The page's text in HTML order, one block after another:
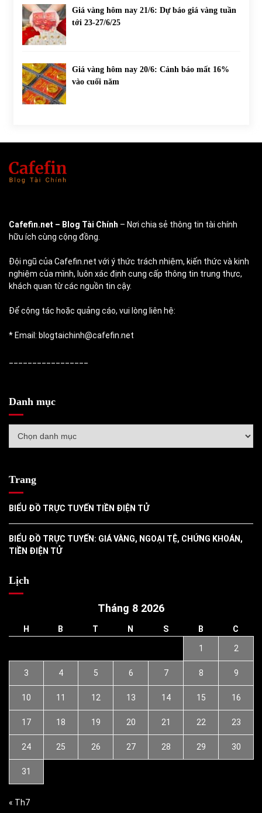
Giá vàng hôm nay 21/6: Dự báo giá vàng tuần
tới 23-27/6/25
Giá vàng hôm nay 20/6: Cảnh báo mất 16%
vào cuối năm
Cafefin.net – Blog Tài Chính – Nơi chia sẻ thông tin tài chính
hữu ích cùng cộng đồng.
Đội ngũ của Cafefin.net với ý thức trách nhiệm, kiến thức và kinh
nghiệm của mình, luôn xác định cung cấp thông tin trung thực,
khách quan từ các nguồn tin cậy.
Để cộng tác hoặc quảng cáo, vui lòng liên hệ:
* Email: blogtaichinh@cafefin.net
Danh mục
mục
Trang
BIỂU ĐỒ TRỰC TUYẾN TIỀN ĐIỆN TỬ
BIỂU ĐỒ TRỰC TUYẾN: GIÁ VÀNG, NGOẠI TỆ, CHỨNG KHOÁN,
TIỀN ĐIỆN TỬ
Lịch
Tháng 8 2026
H B T N S B C
1 2
3 4 5 6 7 8 9
10 11 12 13 14 15 16
17 18 19 20 21 22 23
24 25 26 27 28 29 30
31
« Th7